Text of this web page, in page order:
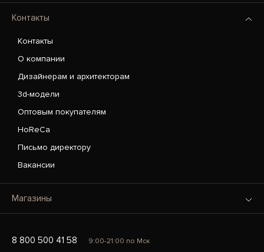
Контакты
Контакты
О компании
Дизайнерам и архитекторам
3d-модели
Оптовым покупателям
HoReCa
Письмо директору
Вакансии
Магазины
8 800 500 41 58 9:00-21:00 по Мск